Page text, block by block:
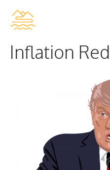
Inhalt
Inflation